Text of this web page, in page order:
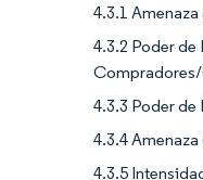
4.3.1
4.3.2 Poder
4.3.3 Poder
4.3.4
4.3.5